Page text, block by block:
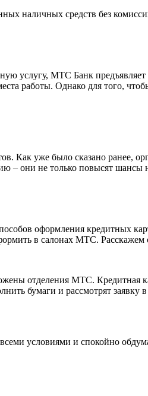
наличных средств без
услугу, МТС Банк
работы. Однако для того,
Как уже было сказано ранее,
– они не только повысят
оформления кредитных
в салонах МТС. Расскажем
отделения МТС. Кредитная
бумаги и рассмотрят
условиями и спокойно